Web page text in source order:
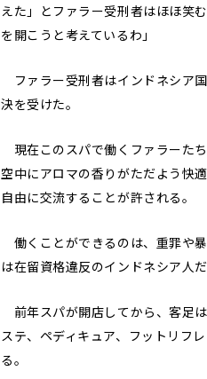
えた」とファラー受刑者はほほ笑
を開こうと考えているわ」
ファラー受刑者はインドネシア
決を受けた。
現在このスパで働くファラーた
空中にアロマの香りがただよう快
自由に交流することが許される。
働くことができるのは、重罪や
は在留資格違反のインドネシア人だ
前年スパが開店してから、客足
ステ、ペディキュア、フットリフ
る。